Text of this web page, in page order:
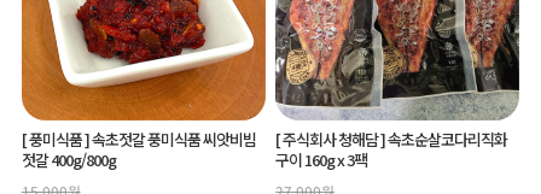
[ 풍미식품 ]속초젓갈 풍미식품 씨앗비빔
젓갈 400g/800g
[ 주식회사 청해담 ]속초순살코다리직화
구이 160g x 3팩